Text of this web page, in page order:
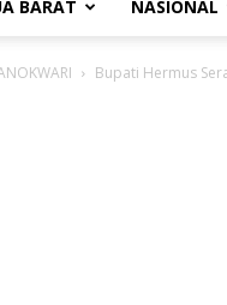
BARAT NASIONAL
Bupati Hermus